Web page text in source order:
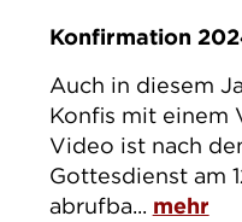
Konfirmation
Auch in diesem
Konfis mit einem
Video ist nach
Gottesdienst am
abrufba... mehr